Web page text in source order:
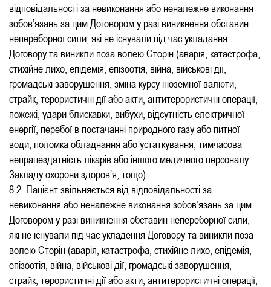
відповідальності за невиконання або неналежне виконання
зобов’язань за цим Договором у разі виникнення обставин
непереборної сили, які не існували під час укладання
Договору та виникли поза волею Сторін (аварія, катастрофа,
стихійне лихо, епідемія, епізоотія, війна, військові дії,
громадські заворушення, зміна курсу іноземної валюти,
страйк, терористичні дії або акти, антитерористичні операції,
пожежі, удари блискавки, вибухи, відсутність електричної
енергії, перебої в постачанні природного газу або питної
води, поломка обладнання або устаткування, тимчасова
непрацездатність лікарів або іншого медичного персоналу
Закладу охорони здоров’я, тощо).
8.2. Пацієнт звільняється від відповідальності за
невиконання або неналежне виконання зобов’язань за цим
Договором у разі виникнення обставин непереборної сили,
які не існували під час укладення Договору та виникли поза
волею Сторін (аварія, катастрофа, стихійне лихо, епідемія,
епізоотія, війна, військові дії, громадські заворушення,
страйк, терористичні дії або акти, антитерористичні операції,